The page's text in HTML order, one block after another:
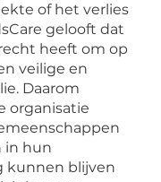
of het verlies
gelooft dat
heeft om op
veilige en
Daarom
organisatie
in hun
kunnen blijven